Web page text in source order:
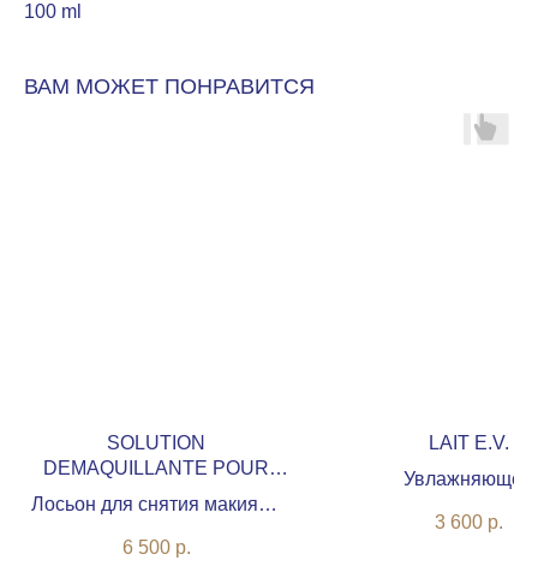
100 ml
ВАМ МОЖЕТ ПОНРАВИТСЯ
SOLUTION
DEMAQUILLANTE POUR
Лосьон для снятия макияжа
6 500 р.
LAIT E.V.
Увлажняющее
очищающее
3 600 р.